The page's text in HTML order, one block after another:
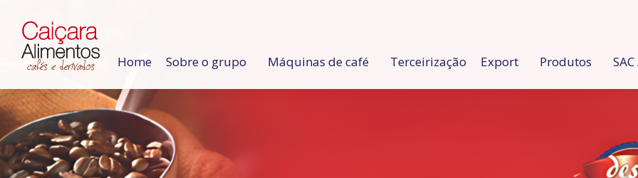
Home Sobre o grupo Máquinas de café Terceirização Export Produtos